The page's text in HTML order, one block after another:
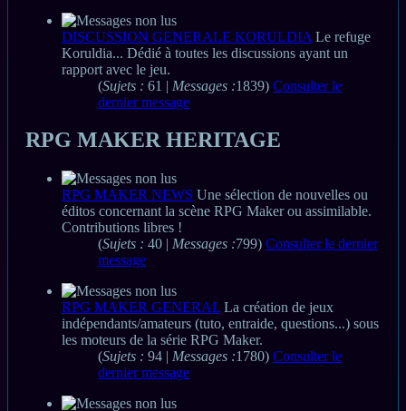
DISCUSSION GENERALE KORULDIA Le refuge
Koruldia... Dédié à toutes les discussions ayant un
rapport avec le jeu.
(Sujets : 61 | Messages :1839) Consulter le
dernier message
RPG MAKER HERITAGE
RPG MAKER NEWS Une sélection de nouvelles ou
éditos concernant la scène RPG Maker ou assimilable.
Contributions libres !
(Sujets : 40 | Messages :799) Consulter le dernier
message
RPG MAKER GENERAL La création de jeux
indépendants/amateurs (tuto, entraide, questions...) sous
les moteurs de la série RPG Maker.
(Sujets : 94 | Messages :1780) Consulter le
dernier message